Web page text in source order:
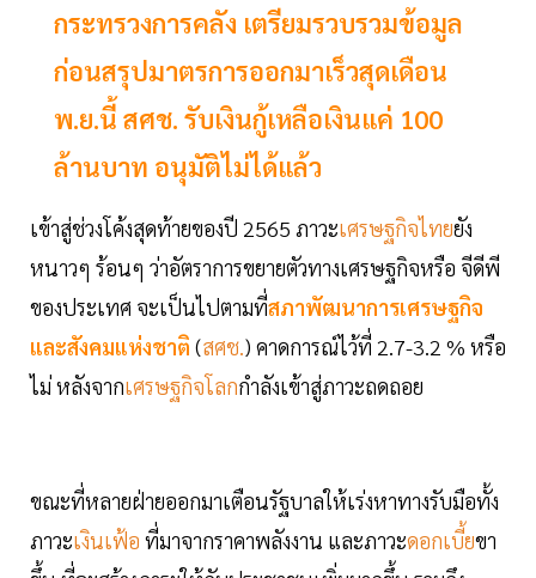
กระทรวงการคลัง เตรียมรวบรวมข้อมูล
ก่อนสรุปมาตรการออกมาเร็วสุดเดือน
พ.ย.นี้ สศช. รับเงินกู้เหลือเงินแค่ 100
ล้านบาท อนุมัติไม่ได้แล้ว
เข้าสู่ช่วงโค้งสุดท้ายของปี 2565 ภาวะเศรษฐกิจไทยยัง
หนาวๆ ร้อนๆ ว่าอัตราการขยายตัวทางเศรษฐกิจหรือ จีดีพี
ของประเทศ จะเป็นไปตามที่สภาพัฒนาการเศรษฐกิจ
และสังคมแห่งชาติ (สศช.) คาดการณ์ไว้ที่ 2.7-3.2 % หรือ
ไม่ หลังจากเศรษฐกิจโลกกำลังเข้าสู่ภาวะถดถอย
ขณะที่หลายฝ่ายออกมาเตือนรัฐบาลให้เร่งหาทางรับมือทั้ง
ภาวะเงินเฟ้อ ที่มาจากราคาพลังงาน และภาวะดอกเบี้ยขา